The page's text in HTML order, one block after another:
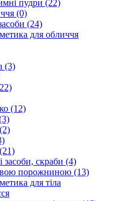
пудри (22)
(0)
(24)
для обличчя
(3)
(12)
засоби, скраби (4)
порожниною (13)
для тіла